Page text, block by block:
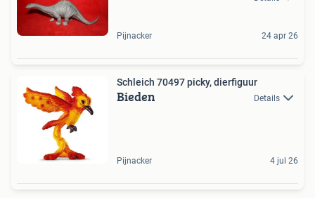
Pijnacker 24 apr 26
Schleich 70497 picky, dierfiguur
Bieden Details
Pijnacker 4 jul 26